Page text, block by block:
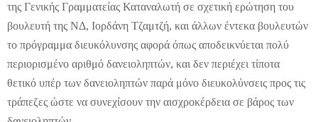
της Γενικής Γραμματείας Καταναλωτή σε σχετική ερώτηση του
βουλευτή της ΝΔ, Ιορδάνη Τζαμτζή, και άλλων έντεκα βουλευτών
το πρόγραμμα διευκόλυνσης αφορά όπως αποδεικνύεται πολύ
περιορισμένο αριθμό δανειοληπτών, και δεν περιέχει τίποτα
θετικό υπέρ των δανειοληπτών παρά μόνο διευκολύνσεις προς τις
τράπεζες ώστε να συνεχίσουν την αισχροκέρδεια σε βάρος των